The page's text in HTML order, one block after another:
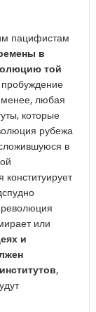
пацифистам
в
той
любая
которые
рубежа
в
или
и
,